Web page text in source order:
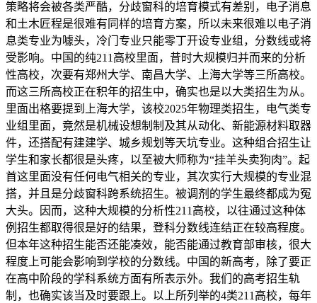
策略将会被各类严酷，分歧窗科的培育模式有差别，电子消息
和土木匠程是很难有同样的培育方案，所以未来很难以电子消
息类专业为噱头，冷门专业只能零丁开设专业组，分数线或将
受影响。中国的纯211高校里面，昔时大规模归并而来的分析
性高校，次要有郑州大学、南昌大学、上海大学等三所高校。
而这三所高校正在积年的招生中，确实也是以大类招生为从。
里面出格要提到上海大学，该校2025年物理类招生，电气类专
业组里面，竟然是机械设想制制及其从动化、新能源材料取器
件，还搭配有建建学、城乡规划等天坑专业。这种组合招生让
学生和家长都很是头疼，以至被大师称为“挂羊头卖狗肉”。起
首这里面没有任何电气相关的专业，其次实行大规模的专业混
搭，并且是分歧窗科跨系统招生。被调剂的学生最终都成为冤
大头。因而，这种大规模的分析性211高校，以往通过这种体
例招生都取得很是好的结果，登科分数线连结正在较高程度。
但本年这种招生能否还能凑效，能否能通过教育部审核，很大
程度上可能会影响到学校的分数线。中国的新高考，除了要正
在高中阶段的学科系统方面有所表示外。我们的高考招生轨
制，也确实该当及时要跟上。以上所列举的4类211高校，每年